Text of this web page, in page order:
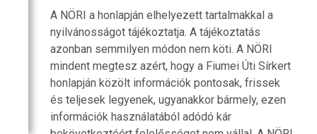
PROGRAMA NÖRI a honlapján elhelyezett tartalmakkal a
nyilvánosságot tájékoztatja. A tájékoztatás
azonban semmilyen módon nem köti. A NÖRI
mindent megtesz azért, hogy a Fiumei Úti Sírkert
honlapján közölt információk pontosak, frissek
és teljesek legyenek, ugyanakkor bármely, ezen
információk használatából adódó kár